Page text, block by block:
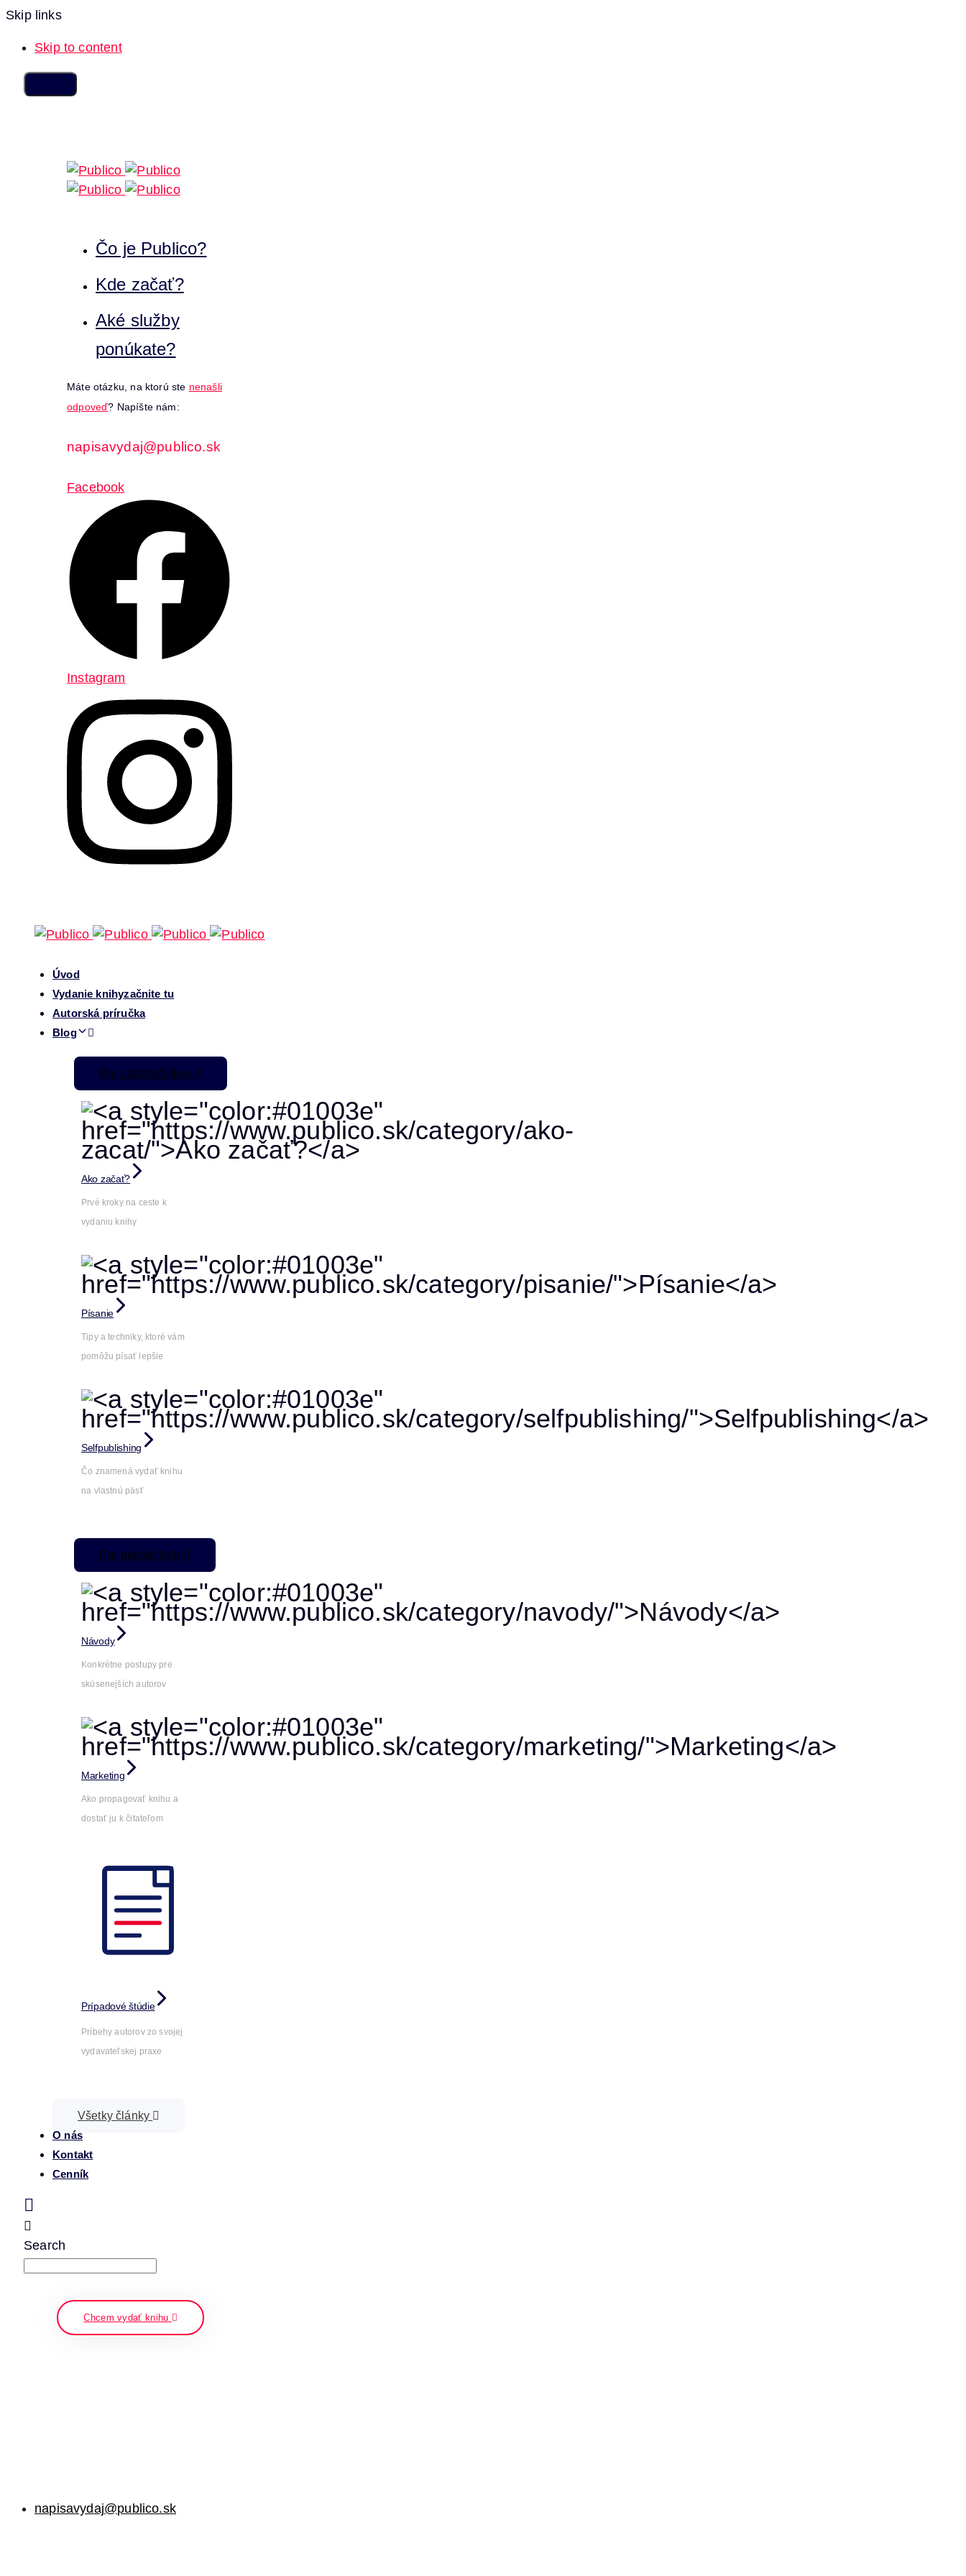
Skip links
Skip to content
Čo je Publico?
Kde začať?
Aké služby
ponúkate?
Máte otázku, na ktorú ste nenašli
odpoveď? Napíšte nám:
napisavydaj@publico.sk
Facebook
Instagram
Úvod
Vydanie knihyzačnite tu
Autorská príručka
Blog
Pre začiatočníkov
Ako začať?
Prvé kroky na ceste k
vydaniu knihy
Písanie
Tipy a techniky, ktoré vám
pomôžu písať lepšie
Selfpublishing
Čo znamená vydať knihu
na vlastnú päsť
Pre pokročilých
Návody
Konkrétne postupy pre
skúsenejších autorov
Marketing
Ako propagovať knihu a
dostať ju k čitateľom
Prípadové štúdie
Príbehy autorov zo svojej
vydavateľskej praxe
Všetky články
O nás
Kontakt
Cenník
Search
Chcem vydať knihu
napisavydaj@publico.sk